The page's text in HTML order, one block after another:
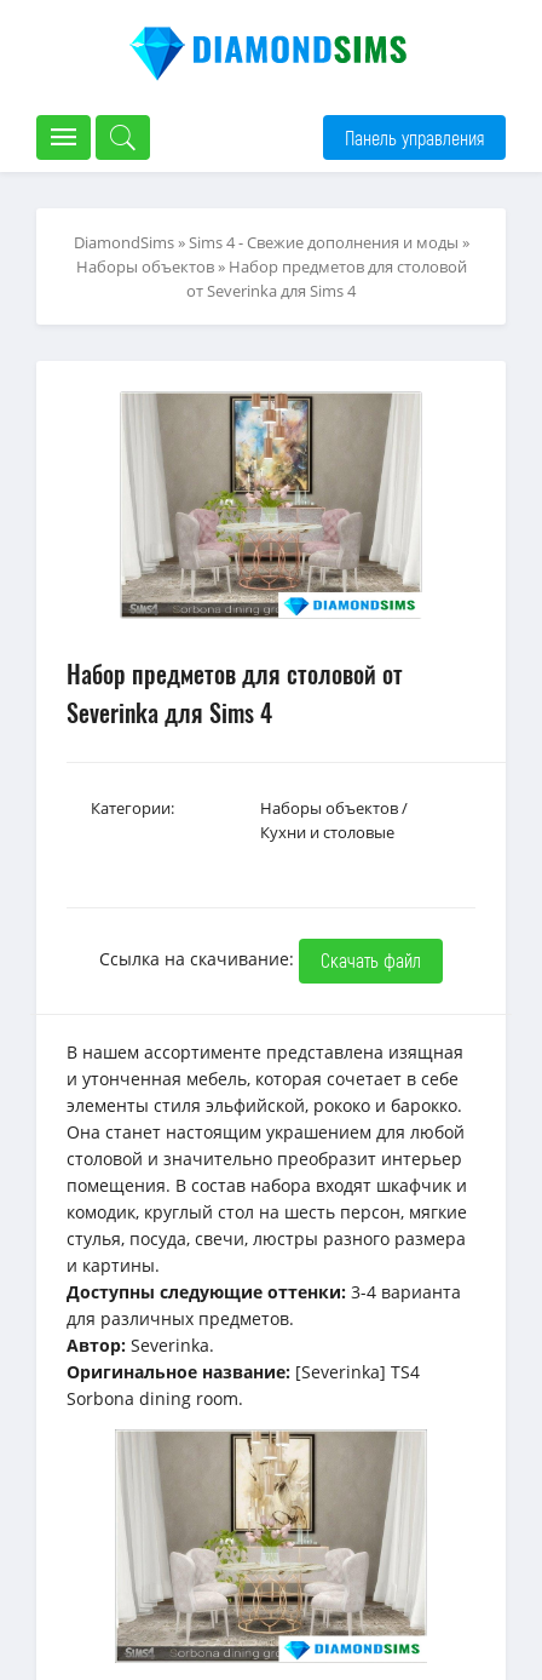
Панель управления
DiamondSims»Sims 4 - Свежие дополнения и моды »
Наборы объектов» Набор предметов для столовой
от Severinka для Sims 4
Набор предметов для столовой от
Severinka для Sims 4
Категории: Наборы объектов/
Кухни и столовые
Ссылка на скачивание: Скачать файл
В нашем ассортименте представлена изящная
и утонченная мебель, которая сочетает в себе
элементы стиля эльфийской, рококо и барокко.
Она станет настоящим украшением для любой
столовой и значительно преобразит интерьер
помещения. В состав набора входят шкафчик и
комодик, круглый стол на шесть персон, мягкие
стулья, посуда, свечи, люстры разного размера
и картины.
Доступны следующие оттенки: 3-4 варианта
для различных предметов.
Автор: Severinka.
Оригинальное название: [Severinka] TS4
Sorbona dining room.